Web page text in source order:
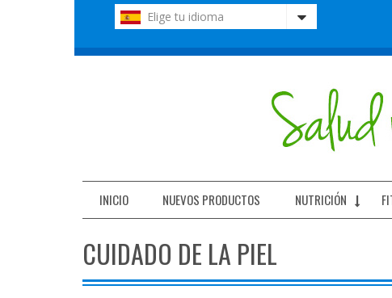
Elige tu idioma
INICIO NUEVOS PRODUCTOS NUTRICIÓN
CUIDADO DE LA PIEL